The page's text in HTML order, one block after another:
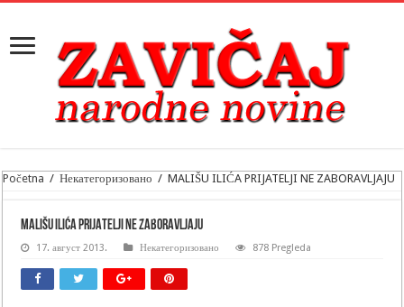
Početna / Некатегоризовано / MALIŠU ILIĆA PRIJATELJI NE ZABORAVLJAJU
MALIŠU ILIĆA PRIJATELJI NE ZABORAVLJAJU
17. август 2013. Некатегоризовано 878 Pregleda